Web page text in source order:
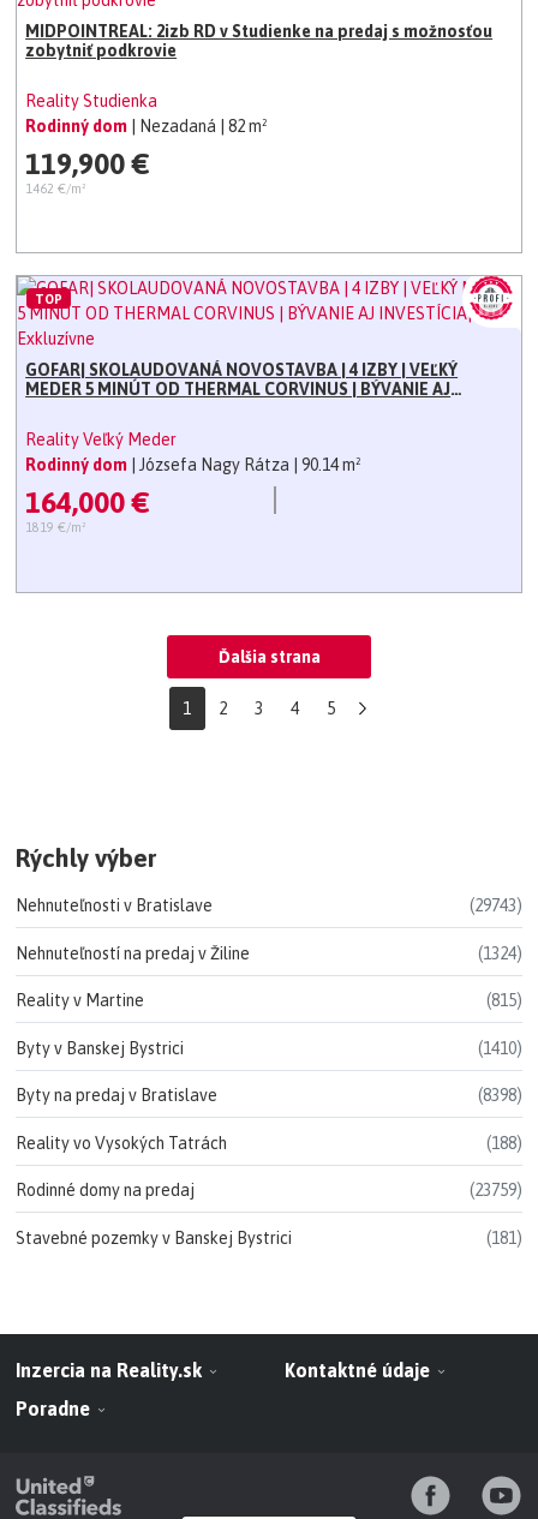
MIDPOINTREAL: 2izb RD v Studienke na predaj s možnosťou
zobytniť podkrovie
Reality Studienka
Rodinný dom
| Nezadaná | 82 m²
119,900 €
1462 €/m²
GOFAR| SKOLAUDOVANÁ NOVOSTAVBA | 4 IZBY | VEĽKÝ
MEDER 5 MINÚT OD THERMAL CORVINUS | BÝVANIE AJ
Reality Veľký Meder
Rodinný dom
| Józsefa Nagy Rátza | 90.14 m²
164,000 €
1819 €/m²
TOP
Ďalšia strana
1 2 3 4 5
Rýchly výber
Nehnuteľnosti v Bratislave (29743)
Nehnuteľností na predaj v Žiline (1324)
Reality v Martine (815)
Byty v Banskej Bystrici (1410)
Byty na predaj v Bratislave (8398)
Reality vo Vysokých Tatrách (188)
Rodinné domy na predaj (23759)
Stavebné pozemky v Banskej Bystrici (181)
Inzercia na Reality.sk
Kontaktné údaje
Poradne